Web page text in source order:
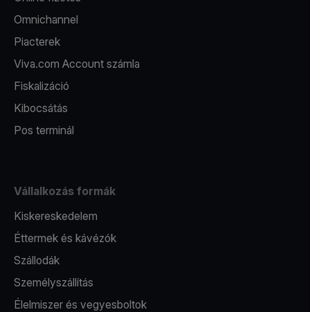
Omnichannel
Piacterek
Viva.com Account számla
Fiskalizáció
Kibocsátás
Pos terminál
Vállalkozás formák
Kiskereskedelem
Éttermek és kávézók
Szállodák
Személyszállítás
Élelmiszer és vegyesboltok